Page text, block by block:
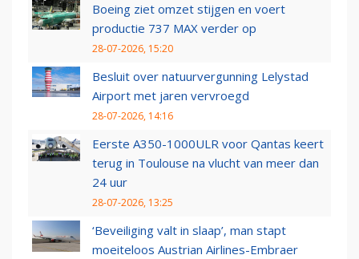
Boeing ziet omzet stijgen en voert
productie 737 MAX verder op
28-07-2026, 15:20
Besluit over natuurvergunning Lelystad
Airport met jaren vervroegd
28-07-2026, 14:16
Eerste A350-1000ULR voor Qantas keert
terug in Toulouse na vlucht van meer dan
24 uur
28-07-2026, 13:25
‘Beveiliging valt in slaap’, man stapt
moeiteloos Austrian Airlines-Embraer